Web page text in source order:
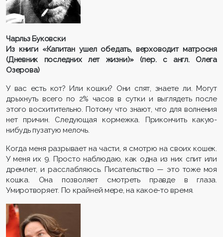
Чарльз Буковски
Из книги «Капитан ушел обедать, верховодит матросня
(Дневник последних лет жизни)» (пер. с англ. Олега
Озерова)
У вас есть кот? Или кошки? Они спят, знаете ли. Могут
дрыхнуть всего по 2% часов в сутки и выглядеть после
этого восхитительно. Потому что знают, что для волнения
нет причин. Следующая кормежка. Прикончить какую-
нибудь пузатую мелочь.
Когда меня разрывает на части, я смотрю на своих кошек.
У меня их 9. Просто наблюдаю, как одна из них спит или
дремлет, и расслабляюсь. Писательство — это тоже моя
кошка. Она позволяет смотреть правде в глаза.
Умиротворяет. По крайней мере, на какое-то время.